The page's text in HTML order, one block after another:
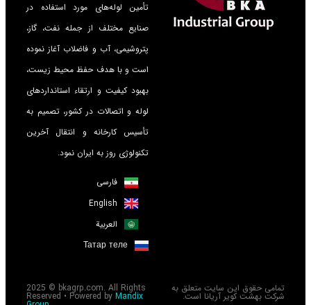
تأمین لوله‌های مورد استفاده در
صنایع مختلف از جمله نفت، گاز،
پتروشیمی، آب و فاضلاب آغاز نموده
است و با هدف حفظ محیط زیست،
بهبود کیفیت و ارتقاء استانداردهای
لوله و اتصالات در کشور، تصمیم به
تأسیس کارخانه و انتقال آخرین
تکنولوژی روز به ایران نمود.
فارسی
English
العربية
Татар теле
تمامی حقوق این سایت متعلق به
شرکت بهشت کویر آریانا است.
2025 © bkagrp.com. All Rights
Reserved • Powered by Mandix